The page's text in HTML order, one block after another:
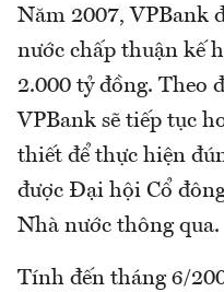
Năm 2007, VPBank
nước chấp thuận kế
2.000 tỷ đồng. Theo
VPBank sẽ tiếp tục
thiết để thực hiện
được Đại hội Cổ
Nhà nước thông qua.
Tính đến tháng 6/